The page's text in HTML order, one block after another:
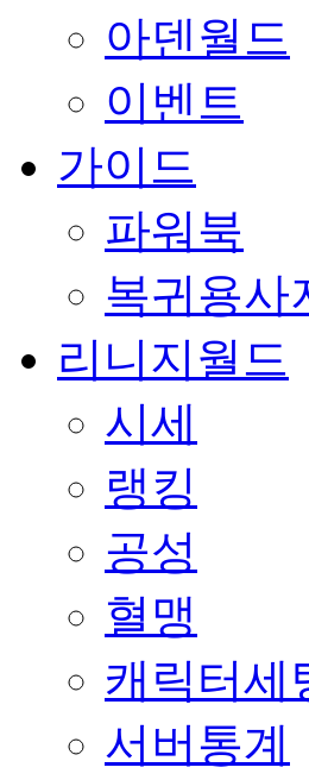
아덴월드
이벤트
가이드
파워북
복귀용사
리니지월드
시세
랭킹
공성
혈맹
캐릭터세
서버통계